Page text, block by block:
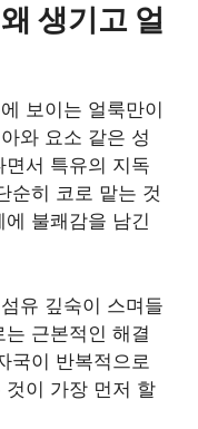
생기고 얼
보이는 얼룩만이
와 요소 같은 성
서 특유의 지독
순히 코로 맡는 것
불쾌감을 남긴
유 깊숙이 스며들
근본적인 해결
국이 반복적으로
것이 가장 먼저 할